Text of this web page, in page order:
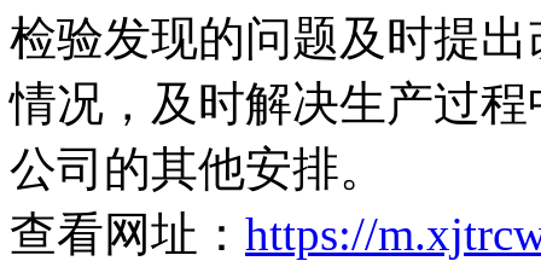
检验发现的问题及时提
情况，及时解决生产过
公司的其他安排。
查看网址： https://